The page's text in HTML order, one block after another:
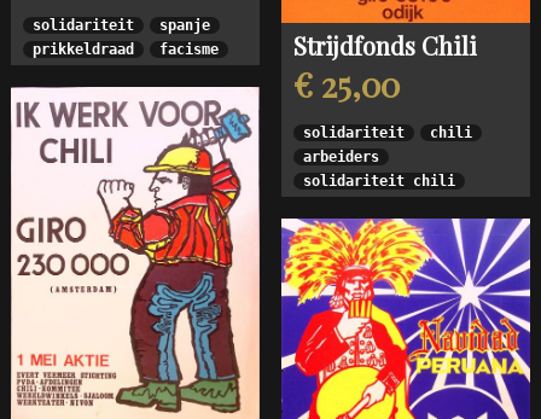
solidariteit
spanje
prikkeldraad
facisme Strijdfonds Chili
€ 25,00
solidariteit
chili
arbeiders
solidariteit chili